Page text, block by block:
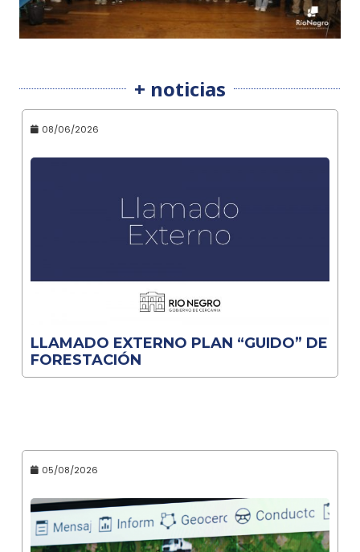
+ noticias
08/06/2026
LLAMADO EXTERNO PLAN “GUIDO” DE
FORESTACIÓN
05/08/2026